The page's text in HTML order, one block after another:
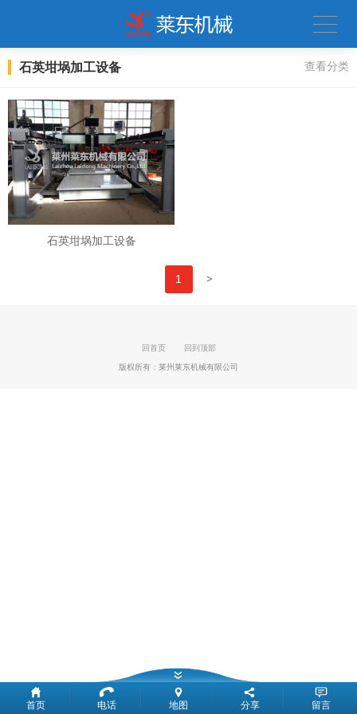
石英坩埚加工设备 查看分类
石英坩埚加工设备
1 >
回首页 回到顶部
版权所有： 莱州莱东机械有限公司
首页 电话 地图 分享 留言